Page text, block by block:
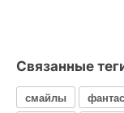
Связанные
смайлы